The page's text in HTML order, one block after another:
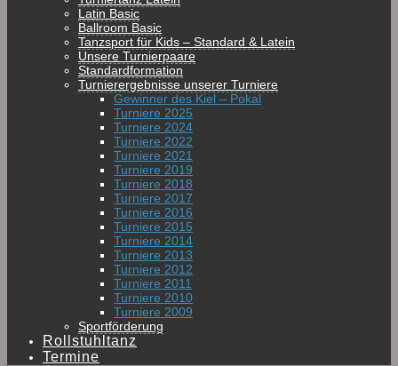
Latin Basic
Ballroom Basic
Tanzsport für Kids – Standard & Latein
Unsere Turnierpaare
Standardformation
Turnierergebnisse unserer Turniere
Gewinner des Kiel – Pokal
Turniere 2025
Turniere 2024
Turniere 2022
Turniere 2021
Turniere 2019
Turniere 2018
Turniere 2017
Turniere 2016
Turniere 2015
Turniere 2014
Turniere 2013
Turniere 2012
Turniere 2011
Turniere 2010
Turniere 2009
Sportförderung
Rollstuhltanz
Termine